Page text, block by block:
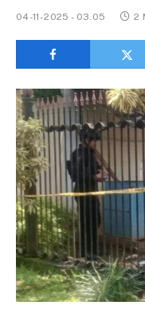
04-11-2025 - 03.05 2